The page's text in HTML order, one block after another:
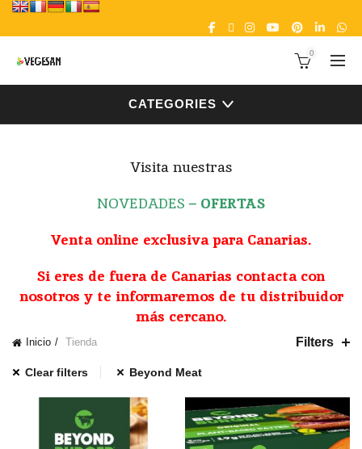
0
CATEGORIES
Visita nuestras
NOVEDADES – OFERTAS
Venta online exclusiva para Canarias.
Si eres de fuera de Canarias contacta con
nosotros y te informaremos de tu distribuidor
más cercano.
Inicio Tienda Filters
Clear filters Beyond Meat